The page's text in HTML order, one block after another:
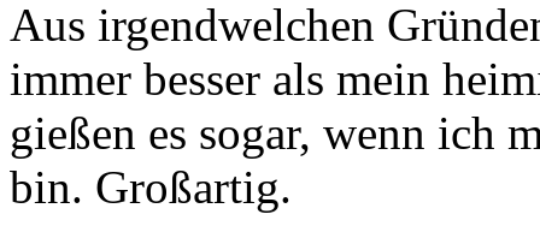
Aus irgendwelchen
immer besser als mein
gießen es sogar, wenn ich
bin. Großartig.